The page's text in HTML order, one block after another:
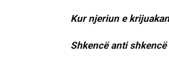
Kur njeriun e
Shkencë anti